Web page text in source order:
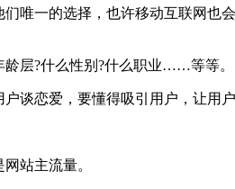
一的选择，也许移动互联网也
层?什么性别?什么职业……等等。
恋爱，要懂得吸引用户，让用户
站主流量。